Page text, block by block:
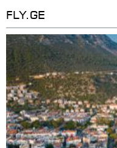
12:46 / 07-08-2026
FLY.GE